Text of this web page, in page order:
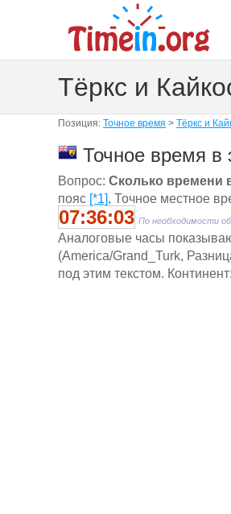
Тёркс и
Позиция: Точное время > Тёркс и
Точное время в
Вопрос: Сколько времени
пояс [*1], Точное местное
07:36:03 По необходимости
Aналоговые часы
(America/Grand_Turk,
под этим текстом. Континент: